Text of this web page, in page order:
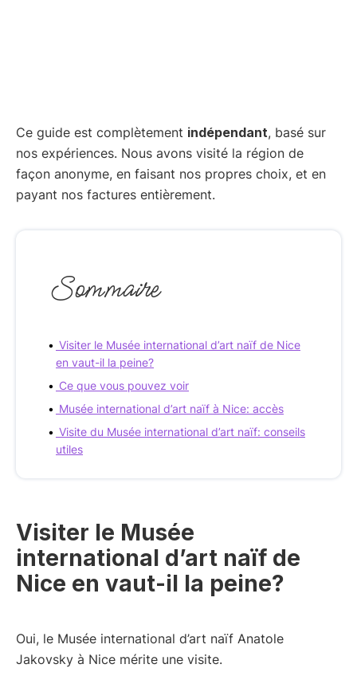
Ce guide est complètement indépendant, basé sur
nos expériences. Nous avons visité la région de
façon anonyme, en faisant nos propres choix, et en
payant nos factures entièrement.
Sommaire
Visiter le Musée international d’art naïf de Nice
en vaut-il la peine?
Ce que vous pouvez voir
Musée international d’art naïf à Nice: accès
Visite du Musée international d’art naïf: conseils
utiles
Visiter le Musée
international d’art naïf de
Nice en vaut-il la peine?
Oui, le Musée international d’art naïf Anatole
Jakovsky à Nice mérite une visite.